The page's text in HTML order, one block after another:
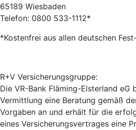
65189 Wiesbaden
Telefon: 0800 533-1112*
*Kostenfrei aus allen deutschen
R+V Versicherungsgruppe:
Die VR-Bank Fläming-Elsterland eG
Vermittlung eine Beratung gemäß
Vorgaben an und erhält für die
eines Versicherungsvertrages eine